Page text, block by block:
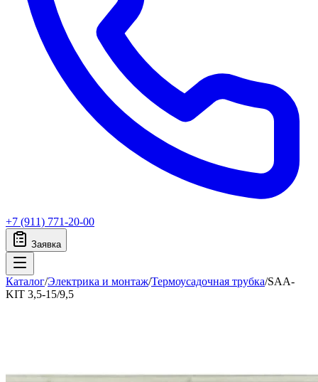
+7 (911) 771-20-00
Заявка
Каталог/Электрика и монтаж/Термоусадочная трубка/SAA-
KIT 3,5-15/9,5